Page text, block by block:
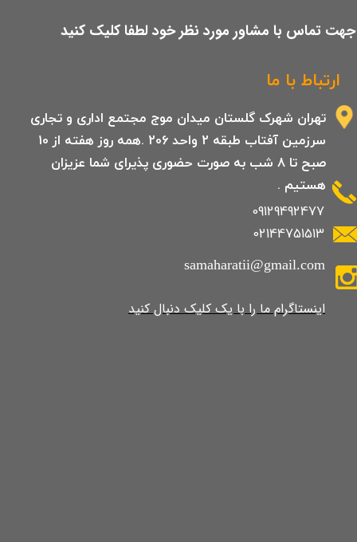
ارتباط با ما
09129492477
02144751513
تهران شهرک گلستان میدان موج مجتمع اداری و تجاری
سرزمین آفتاب طبقه 2 واحد 206 .همه روز هفته از 10
صبح تا 8 شب به صورت حضوری پذیرای شما عزیزان
هستیم .
samaharatii@gmail.com
​​​​​​​​​اینستاگرام ما را با یک کلیک دنبال کنید
​جهت تماس با مشاور مورد نظر خود لطفا کلیک کنید